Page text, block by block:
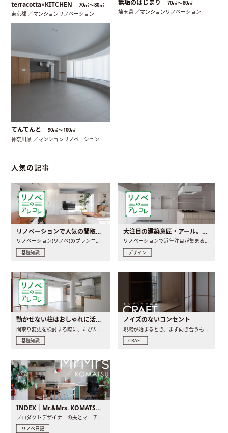
terracotta×KITCHEN 70㎡〜80㎡
東京都 ／マンションリノベーション
無垢のはじまり 70㎡〜80㎡
埼玉県 ／マンションリノベーション
てんてんと 90㎡〜100㎡
神奈川県 ／マンションリノベーション
人気の記事
リノベーションで人気の間取りとは？トレンドの間取りと実例を徹底解説
リノベーション(リノベ)のプランニングで一番最初に決めるのは..
基礎知識
大注目の建築意匠・アール。人気の理由と空間に取り入れるポイント
リノベーションで近年注目が集まる建築意匠の一つであるアール..
デザイン
動かせない柱はおしゃれに活用！柱を魅せるリノベーション(リノベ)4選
間取り変更を検討する際に、たびたび皆さんの頭を悩ませる動か..
基礎知識
ノイズのないコンセント
現場が始まるとき、まず向き合うものの一つがコンセントです..
CRAFT
INDEX｜Mr.&Mrs. KOMATSU renovation diary
プロダクトデザイナーの夫とマーチャンダイザーの妻が、夫婦で..
リノベ日記